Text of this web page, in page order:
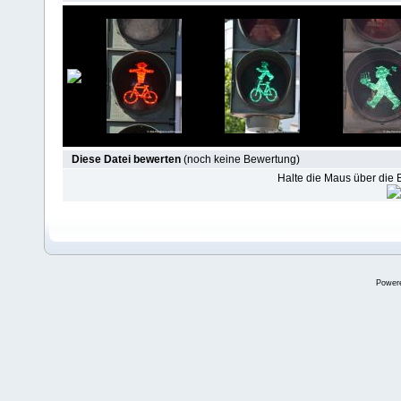
Diese Datei bewerten (noch keine Bewertung)
Halte die Maus über die